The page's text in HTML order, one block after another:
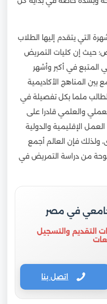
التي يتقدم إليها الطلاب
حيث إن كليات التمريض
في أكبر وأشهر
بين المناهج الأكاديمية
الطالب ملما بكل تفصيلة في
والعلمي قادرا على
الإقليمية والدولية
ولذلك فإن العالم أجمع
من دراسة التمريض في
في مصر
التقديم والتسجيل
اتصل بنا